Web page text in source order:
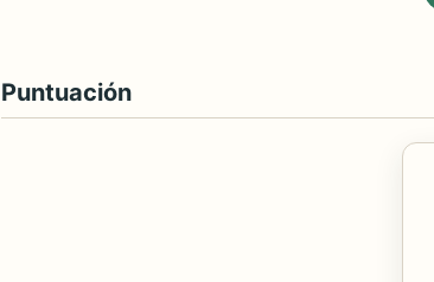
Puntuación